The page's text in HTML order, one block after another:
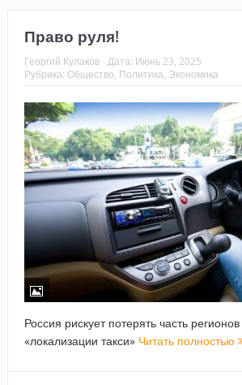
Право руля!
Георгий Кулаков Дата: Июнь 23, 2025
Рубрика: Общество, Политика, Экономика
Россия рискует потерять часть
«локализации такси» Читать полностью